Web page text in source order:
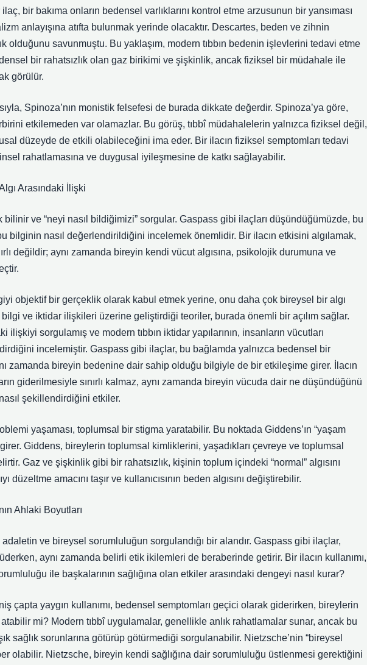
bir bakıma onların bedensel varlıklarını kontrol etme arzusunun bir yansıması
anlayışına atıfta bulunmak yerinde olacaktır. Descartes, beden ve zihnin
olduğunu savunmuştu. Bu yaklaşım, modern tıbbın bedenin işlevlerini tedavi etme
bir rahatsızlık olan gaz birikimi ve şişkinlik, ancak fiziksel bir müdahale ile
görülür.
Spinoza’nın monistik felsefesi de burada dikkate değerdir. Spinoza’ya göre,
etkilemeden var olamazlar. Bu görüş, tıbbî müdahalelerin yalnızca fiziksel değil,
düzeyde de etkili olabileceğini ima eder. Bir ilacın fiziksel semptomları tedavi
rahatlamasına ve duygusal iyileşmesine de katkı sağlayabilir.
Arasındaki İlişki
ve “neyi nasıl bildiğimizi” sorgular. Gaspass gibi ilaçları düşündüğümüzde, bu
bilginin nasıl değerlendirildiğini incelemek önemlidir. Bir ilacın etkisini algılamak,
değildir; aynı zamanda bireyin kendi vücut algısına, psikolojik durumuna ve
objektif bir gerçeklik olarak kabul etmek yerine, onu daha çok bireysel bir algı
ve iktidar ilişkileri üzerine geliştirdiği teoriler, burada önemli bir açılım sağlar.
sorgulamış ve modern tıbbın iktidar yapılarının, insanların vücutları
incelemiştir. Gaspass gibi ilaçlar, bu bağlamda yalnızca bedensel bir
zamanda bireyin bedenine dair sahip olduğu bilgiyle de bir etkileşime girer. İlacın
giderilmesiyle sınırlı kalmaz, aynı zamanda bireyin vücuda dair ne düşündüğünü
şekillendirdiğini etkiler.
yaşaması, toplumsal bir stigma yaratabilir. Bu noktada Giddens’ın “yaşam
Giddens, bireylerin toplumsal kimliklerini, yaşadıkları çevreye ve toplumsal
Gaz ve şişkinlik gibi bir rahatsızlık, kişinin toplum içindeki “normal” algısını
düzeltme amacını taşır ve kullanıcısının beden algısını değiştirebilir.
Ahlaki Boyutları
ve bireysel sorumluluğun sorgulandığı bir alandır. Gaspass gibi ilaçlar,
aynı zamanda belirli etik ikilemleri de beraberinde getirir. Bir ilacın kullanımı,
ile başkalarının sağlığına olan etkiler arasındaki dengeyi nasıl kurar?
çapta yaygın kullanımı, bedensel semptomları geçici olarak giderirken, bireylerin
mi? Modern tıbbî uygulamalar, genellikle anlık rahatlamalar sunar, ancak bu
sağlık sorunlarına götürüp götürmediği sorgulanabilir. Nietzsche’nin “bireysel
olabilir. Nietzsche, bireyin kendi sağlığına dair sorumluluğu üstlenmesi gerektiğini